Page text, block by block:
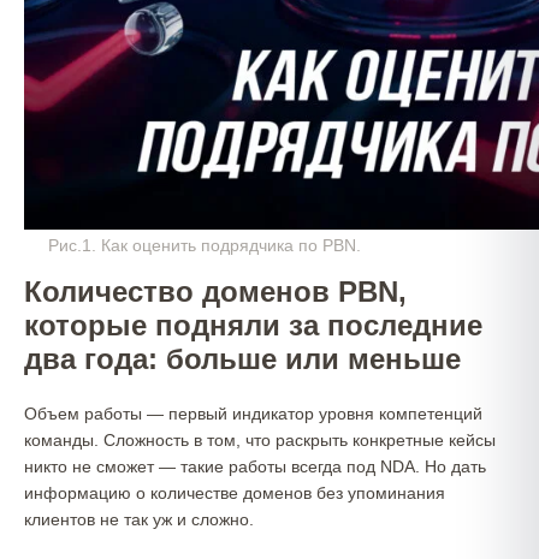
Рис.1. Как оценить подрядчика по PBN.
Количество доменов PBN,
которые подняли за последние
два года: больше или меньше
Объем работы — первый индикатор уровня компетенций
команды. Сложность в том, что раскрыть конкретные кейсы
никто не сможет — такие работы всегда под NDA. Но дать
информацию о количестве доменов без упоминания
клиентов не так уж и сложно.